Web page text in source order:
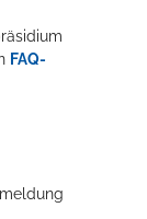
FAQ-